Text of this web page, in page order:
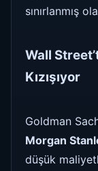
sınırlanmış
Wall
Kızışıyor
Goldman
Morgan
düşük